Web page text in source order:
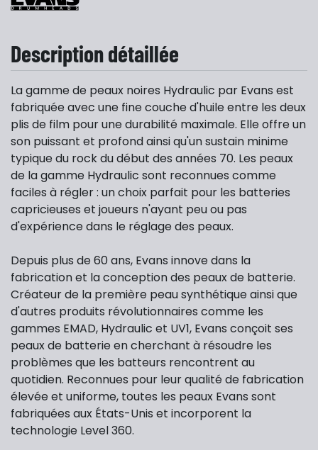
Description détaillée
La gamme de peaux noires Hydraulic par Evans est
fabriquée avec une fine couche d'huile entre les deux
plis de film pour une durabilité maximale. Elle offre un
son puissant et profond ainsi qu'un sustain minime
typique du rock du début des années 70. Les peaux
de la gamme Hydraulic sont reconnues comme
faciles à régler : un choix parfait pour les batteries
capricieuses et joueurs n'ayant peu ou pas
d'expérience dans le réglage des peaux.
Depuis plus de 60 ans, Evans innove dans la
fabrication et la conception des peaux de batterie.
Créateur de la première peau synthétique ainsi que
d'autres produits révolutionnaires comme les
gammes EMAD, Hydraulic et UV1, Evans conçoit ses
peaux de batterie en cherchant à résoudre les
problèmes que les batteurs rencontrent au
quotidien. Reconnues pour leur qualité de fabrication
élevée et uniforme, toutes les peaux Evans sont
fabriquées aux États-Unis et incorporent la
technologie Level 360.